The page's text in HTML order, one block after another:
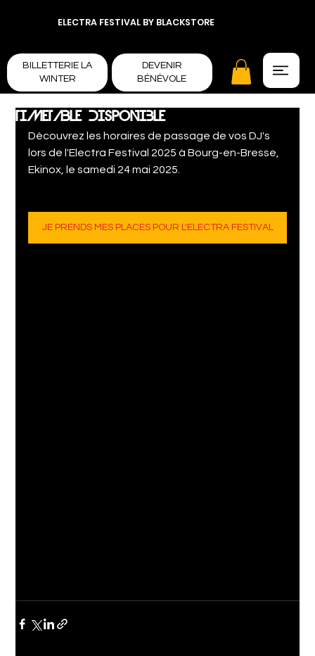
ELECTRA FESTIVAL BY BLACKSTORE
BILLETTERIE LA
WINTER
DEVENIR
BÉNÉVOLE
TIMETABLE DISPONIBLE
Découvrez les horaires de passage de vos DJ's
lors de l'Electra Festival 2025 à Bourg-en-Bresse,
Ekinox, le samedi 24 mai 2025.
JE PRENDS MES PLACES POUR L'ELECTRA FESTIVAL